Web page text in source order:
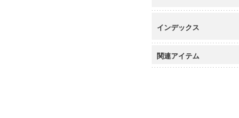
インデックス
関連アイテム